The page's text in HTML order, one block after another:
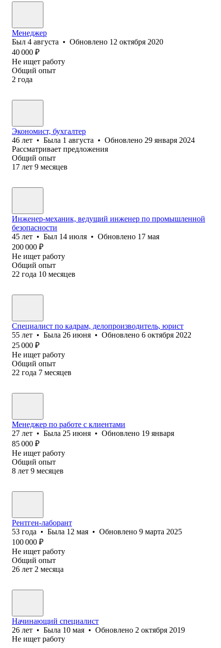
Менеджер
Был 4 августа • Обновлено 12 октября 2020
40 000 ₽
Не ищет работу
Общий опыт
2 года
Экономист, бухгалтер
46 лет • Была 1 августа • Обновлено 29 января 2024
Рассматривает предложения
Общий опыт
17 лет 9 месяцев
Инженер-механик, ведущий инженер по промышленной
безопасности
45 лет • Был 14 июля • Обновлено 17 мая
200 000 ₽
Не ищет работу
Общий опыт
22 года 10 месяцев
Специалист по кадрам, делопроизводитель, юрист
55 лет • Была 26 июня • Обновлено 6 октября 2022
25 000 ₽
Не ищет работу
Общий опыт
22 года 7 месяцев
Менеджер по работе с клиентами
27 лет • Была 25 июня • Обновлено 19 января
85 000 ₽
Не ищет работу
Общий опыт
8 лет 9 месяцев
Рентген-лаборант
53 года • Была 12 мая • Обновлено 9 марта 2025
100 000 ₽
Не ищет работу
Общий опыт
26 лет 2 месяца
Начинающий специалист
26 лет • Была 10 мая • Обновлено 2 октября 2019
Не ищет работу